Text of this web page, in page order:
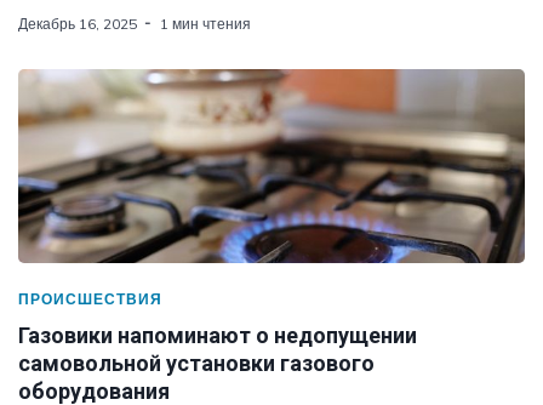
Декабрь 16, 2025 1 мин чтения
ПРОИСШЕСТВИЯ
Газовики напоминают о недопущении
самовольной установки газового
оборудования